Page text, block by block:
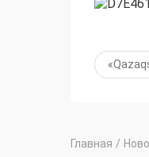
Главная /